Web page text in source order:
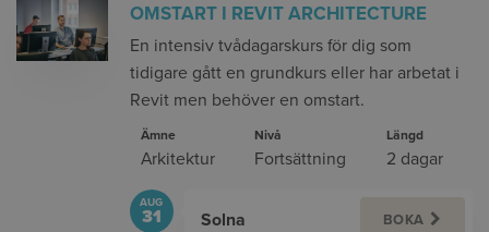
OMSTART I REVIT ARCHITECTURE
En intensiv tvådagarskurs för dig som
tidigare gått en grundkurs eller har arbetat i
Revit men behöver en omstart.
Ämne
Arkitektur
Nivå
Fortsättning
Längd
2 dagar
AUG
31 Solna BOKA